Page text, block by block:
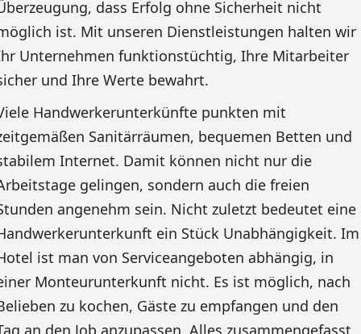
dass Erfolg ohne Sicherheit nicht
ist. Mit unseren Dienstleistungen halten wir
Unternehmen funktionstüchtig, Ihre Mitarbeiter
und Ihre Werte bewahrt.
Handwerkerunterkünfte punkten mit
Sanitärräumen, bequemen Betten und
Internet. Damit können nicht nur die
gelingen, sondern auch die freien
angenehm sein. Nicht zuletzt bedeutet eine
ein Stück Unabhängigkeit. Im
ist man von Serviceangeboten abhängig, in
Monteurunterkunft nicht. Es ist möglich, nach
zu kochen, Gäste zu empfangen und den